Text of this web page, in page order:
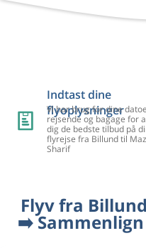
Indtast dine
flyoplysninger
Vi har brug for dine
rejsende og bagage for
dig de bedste tilbud på
flyrejse fra Billund til
Sharif
Flyv fra
➡️